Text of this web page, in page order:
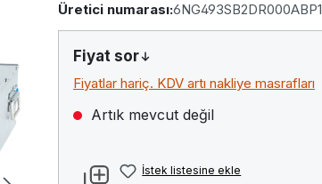
Üretici numarası:6NG493SB2DR000ABP1
Fiyat sor
Fiyatlar hariç. KDV artı nakliye masrafları
Artık mevcut değil
İstek listesine ekle